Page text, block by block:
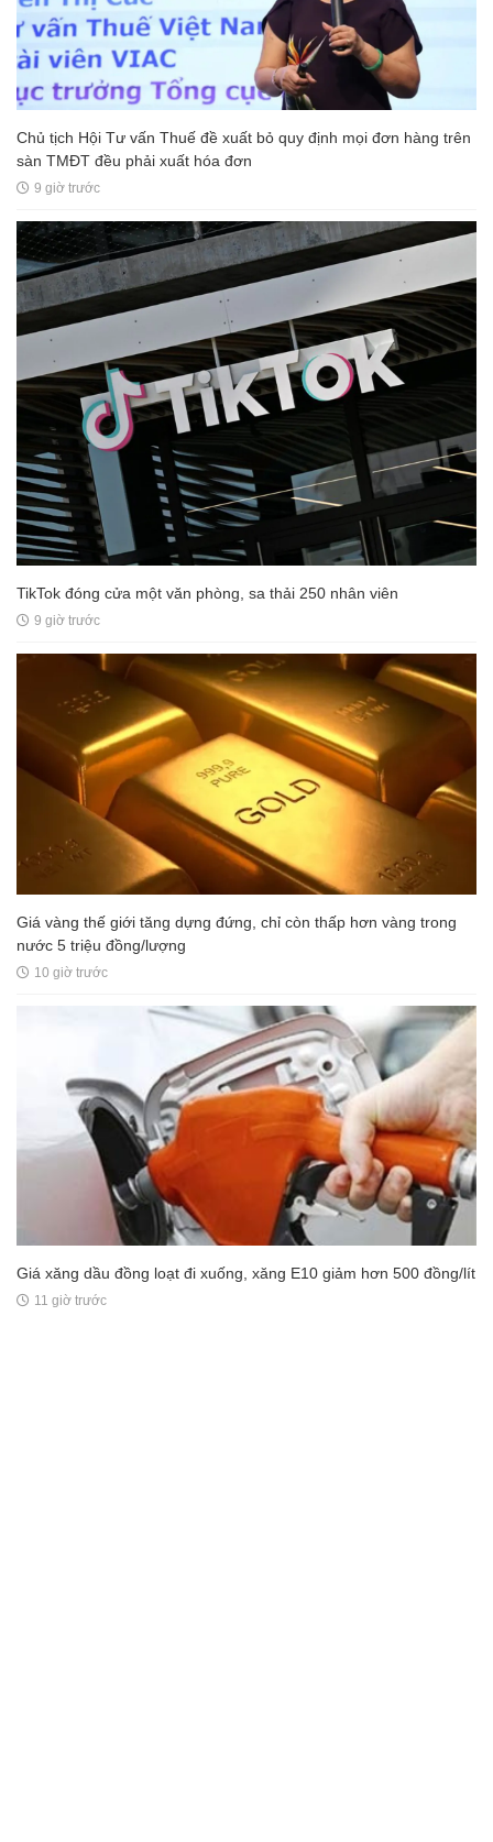
Chủ tịch Hội Tư vấn Thuế đề xuất bỏ quy định mọi đơn hàng trên
sàn TMĐT đều phải xuất hóa đơn
9 giờ trước
TikTok đóng cửa một văn phòng, sa thải 250 nhân viên
9 giờ trước
Giá vàng thế giới tăng dựng đứng, chỉ còn thấp hơn vàng trong
nước 5 triệu đồng/lượng
10 giờ trước
Giá xăng dầu đồng loạt đi xuống, xăng E10 giảm hơn 500 đồng/lít
11 giờ trước